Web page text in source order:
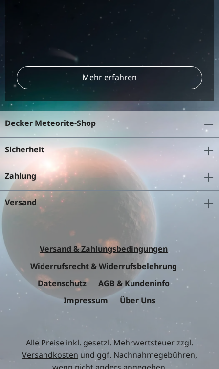
Mehr erfahren
Decker Meteorite-Shop
Sicherheit
Zahlung
Versand
Versand & Zahlungsbedingungen
Widerrufsrecht & Widerrufsbelehrung
Datenschutz
AGB & Kundeninfo
Impressum
Über Uns
Alle Preise inkl. gesetzl. Mehrwertsteuer zzgl.
Versandkosten und ggf. Nachnahmegebühren,